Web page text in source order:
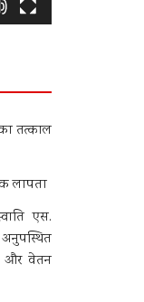
तत्काल
लापता
एस.
और वेतन